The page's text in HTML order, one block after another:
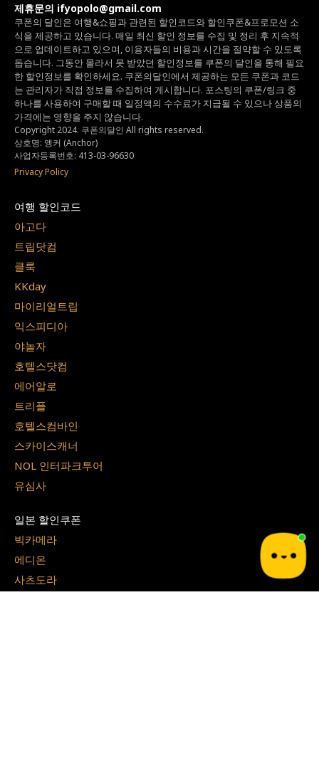
제휴문의 ifyopolo@gmail.com
쿠폰의 달인은 여행&쇼핑과 관련된 할인코드와 할인쿠폰&프로모션 소
식을 제공하고 있습니다. 매일 최신 할인 정보를 수집 및 정리 후 지속적
으로 업데이트하고 있으며, 이용자들의 비용과 시간을 절약할 수 있도록
돕습니다. 그동안 몰라서 못 받았던 할인정보를 쿠폰의 달인을 통해 필요
한 할인정보를 확인하세요. 쿠폰의달인에서 제공하는 모든 쿠폰과 코드
는 관리자가 직접 정보를 수집하여 게시합니다. 포스팅의 쿠폰/링크 중
하나를 사용하여 구매할 때 일정액의 수수료가 지급될 수 있으나상품의
가격에는 영향을 주지 않습니다.
Copyright 2024. 쿠폰의달인 All rights reserved.
상호명: 앵커 (Anchor)
사업자등록번호: 413-03-96630
Privacy Policy
여행 할인코드
아고다
트립닷컴
클룩
KKday
마이리얼트립
익스피디아
야놀자
호텔스닷컴
에어알로
트리플
호텔스컴바인
스카이스캐너
NOL 인터파크투어
유심사
일본 할인쿠폰
빅카메라
에디온
사츠도라